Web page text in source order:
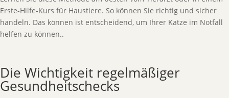
Erste-Hilfe-Kurs für Haustiere. So können Sie richtig und sicher
handeln. Das können ist entscheidend, um Ihrer Katze im Notfall
helfen zu können..
Die Wichtigkeit regelmäßiger
Gesundheitschecks